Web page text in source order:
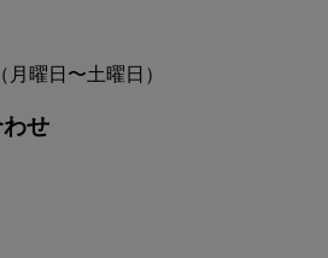
曜日〜土曜日）
せ